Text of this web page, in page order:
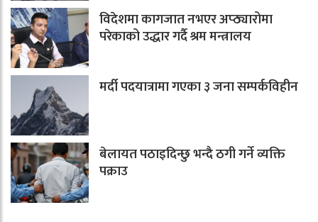
विदेशमा कागजात नभएर अप्ठ्यारोमा
परेकाको उद्धार गर्दै श्रम मन्त्रालय
मर्दी पदयात्रामा गएका ३ जना सम्पर्कविहीन
बेलायत पठाइदिन्छु भन्दै ठगी गर्ने व्यक्ति
पक्राउ